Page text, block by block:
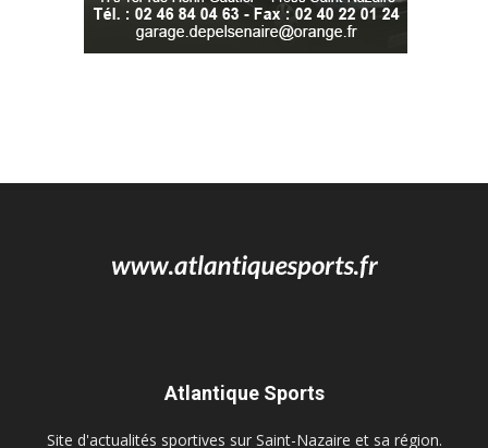
Atlantique Sports
Site d'actualités sportives sur Saint-Nazaire et sa région.